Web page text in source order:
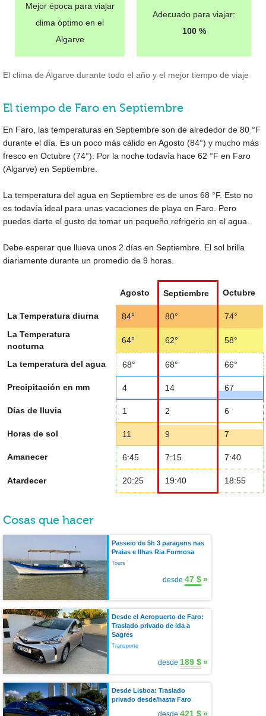
Mejor época para viajar
clima óptimo en el
Algarve
Adecuado para viajar:
100 %
El clima de Algarve durante todo el año y el mejor tiempo de viaje
El tiempo de Faro en Septiembre
En Faro, las temperaturas en Septiembre son de alrededor de 80 °F
durante el día. Es un poco más cálido en Agosto (84°) y mucho más
fresco en Octubre (74°). Por la noche todavía hace 62 °F en Faro
(Algarve) en Septiembre.
La temperatura del agua en Septiembre es de unos 68 °F. Esto no
es todavía ideal para unas vacaciones de playa en Faro. Pero
puedes darte el gusto de tomar un pequeño refrigerio en el agua.
Debe esperar que llueva unos 2 días en Septiembre. El sol brilla
diariamente durante un promedio de 9 horas.
Agosto Septiembre Octubre
La Temperatura diurna 84° 80°
74°
La Temperatura
nocturna
64° 62° 58°
La temperatura del agua 68° 68° 66°
Precipitación en mm 4 14 67
Días de lluvia 1 2 6
Horas de sol 11 9 7
Amanecer 6:45 7:15 7:40
Atardecer 20:25 19:40 18:55
Cosas que hacer
Passeio de 5h 3 paragens nas
Praias e Ilhas Ria Formosa
Tours
desde 47 $»
Desde el Aeropuerto de Faro:
Traslado privado de ida a
Sagres
Transporte
desde 189 $»
Desde Lisboa: Traslado
privado desde/hasta Faro
desde 421 $»